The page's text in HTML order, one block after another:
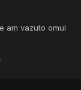
am vazuto omul